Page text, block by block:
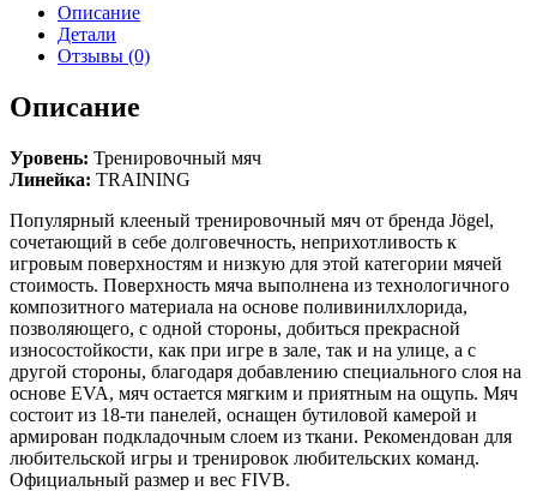
Описание
Детали
Отзывы (0)
Описание
Уровень: Тренировочный мяч
Линейка: TRAINING
Популярный клееный тренировочный мяч от бренда Jögel,
сочетающий в себе долговечность, неприхотливость к
игровым поверхностям и низкую для этой категории мячей
стоимость. Поверхность мяча выполнена из технологичного
композитного материала на основе поливинилхлорида,
позволяющего, с одной стороны, добиться прекрасной
износостойкости, как при игре в зале, так и на улице, а с
другой стороны, благодаря добавлению специального слоя на
основе EVA, мяч остается мягким и приятным на ощупь. Мяч
состоит из 18-ти панелей, оснащен бутиловой камерой и
армирован подкладочным слоем из ткани. Рекомендован для
любительской игры и тренировок любительских команд.
Официальный размер и вес FIVB.